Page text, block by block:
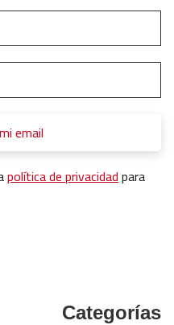
política de privacidadpara
Categorías